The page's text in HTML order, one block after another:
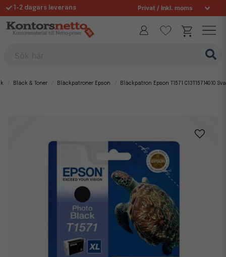
1-2 dagars leverans
Fri frakt över 995 kr
Bläck & Toner Bläckpatroner Epson Bläckpatron Epson T1571 C13T15714010